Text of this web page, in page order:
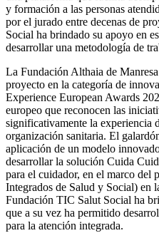
y formación a las personas
por el jurado entre decenas de
Social ha brindado su apoyo en
desarrollar una metodología de
La Fundación Althaia de
proyecto en la categoría de
Experience European Awards
europeo que reconocen las
significativamente la experiencia
organización sanitaria. El
aplicación de un modelo
desarrollar la solución Cuida
para el cuidador, en el marco del
Integrados de Salud y Social)
Fundación TIC Salut Social ha
que a su vez ha permitido
para la atención integrada.